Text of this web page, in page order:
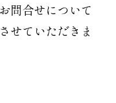
問合せについて
せていただきま